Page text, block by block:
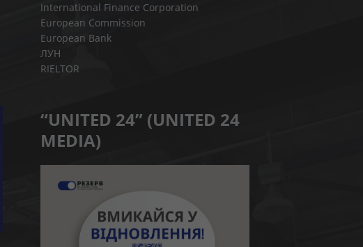
International Finance Corporation
European Commission
European Bank
ЛУН
RIELTOR
“UNITED 24” (UNITED 24
MEDIA)